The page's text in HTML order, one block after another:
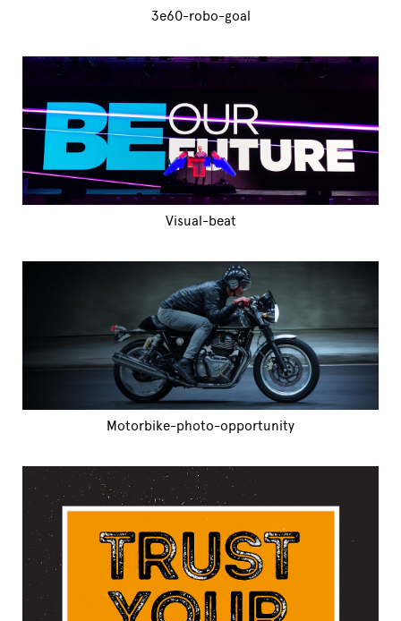
3e60-robo-goal
Visual-beat
Motorbike-photo-opportunity